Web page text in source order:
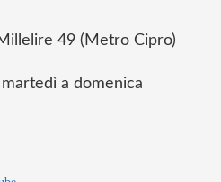
49 (Metro Cipro)
a domenica